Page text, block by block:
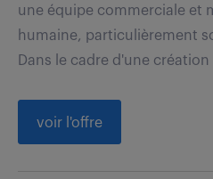
une équipe commerciale et
humaine, particulièrement
Dans le cadre d'une
voir l'offre